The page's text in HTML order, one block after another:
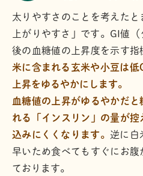
太りやすさのことを考えた
上がりやすさ」です。GI値
後の血糖値の上昇度を示す指
米に含まれる玄米や小豆は
上昇をゆるやかにします。
血糖値の上昇がゆるやかだ
れる「インスリン」の量が
込みにくくなります。 逆に白
早いため食べてもすぐにお
ております。